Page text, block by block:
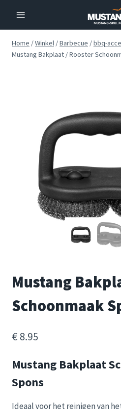
inhoud
Home /Winkel /Barbecue /bbq-
Mustang Bakplaat / Rooster
Mustang
Schoonmaak
€ 8.95
Mustang Bakplaat
Spons
Ideaal voor het reinigen van